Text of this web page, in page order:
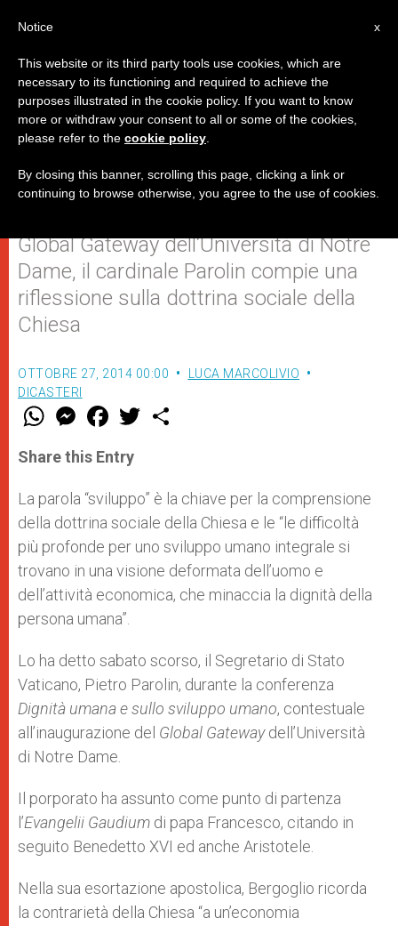
Lo sviluppo umano tra Bergoglio,
Ratzinger e Aristotele
Global Gateway dell’Università di Notre
Dame, il cardinale Parolin compie una
riflessione sulla dottrina sociale della
Chiesa
OTTOBRE 27, 2014 00:00
LUCA MARCOLIVIO
DICASTERI
W
t
s
p
p
M
e
s
e
g
e
r
F
a
e
b
o
k
w
r
Share this Entry
La parola “sviluppo” è la chiave per la comprensione
della dottrina sociale della Chiesa e le “le difficoltà
più profonde per uno sviluppo umano integrale si
trovano in una visione deformata dell’uomo e
dell’attività economica, che minaccia la dignità della
persona umana”.
Lo ha detto sabato scorso, il Segretario di Stato
Vaticano, Pietro Parolin, durante la conferenza
Dignità umana e sullo sviluppo umano, contestuale
all’inaugurazione del Global Gatewaydell’Università
di Notre Dame.
Il porporato ha assunto come punto di partenza
l’Evangelii Gaudium di papa Francesco, citando in
seguito Benedetto XVI ed anche Aristotele.
Nella sua esortazione apostolica, Bergoglio ricorda
la contrarietà della Chiesa “a un’economia
x
Notice
This website or its third party tools use cookies, which are
necessary to its functioning and required to achieve the
purposes illustrated in the cookie policy. If you want to know
more or withdraw your consent to all or some of the cookies,
please refer to the cookie policy
By closing this banner, scrolling this page, clicking a link or
continuing to browse otherwise, you agree to the use of cookies.